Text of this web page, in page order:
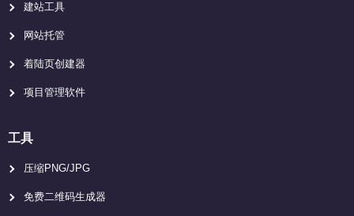
建站工具
网站托管
着陆页创建器
项目管理软件
工具
压缩PNG/JPG
免费二维码生成器